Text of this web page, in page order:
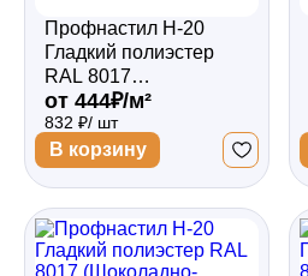
Профнастил Н-20
Гладкий полиэстер
RAL 8017
(Шоколадно-
коричневый)
1500*1150*0,4
односторонний
от 444₽/м²
832 ₽/ шт
В корзину